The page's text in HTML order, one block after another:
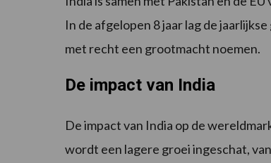
In de afgelopen 8 jaar lag de
met recht een grootmacht noemen.
De impact van India
De impact van India op de
wordt een lagere groei ingeschat,